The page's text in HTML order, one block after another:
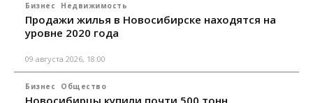
Бизнес Недвижимость
Продажи жилья в Новосибирске находятся на
уровне 2020 года
09 августа 2026, 18:00
Бизнес Общество